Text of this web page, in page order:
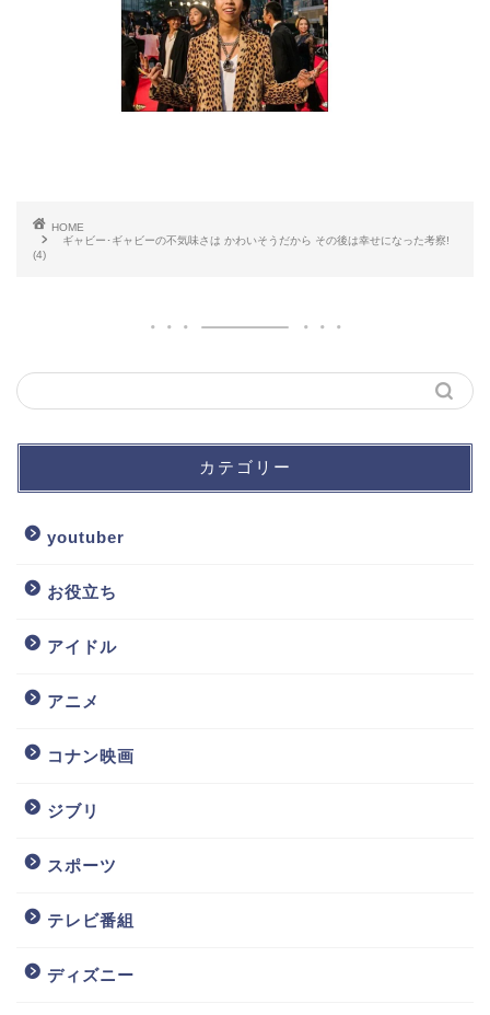
HOME
ギャビー･ギャビーの不気味さは かわいそうだから その後は幸せになった考察!
(4)
カテゴリー
youtuber
お役立ち
アイドル
アニメ
コナン映画
ジブリ
スポーツ
テレビ番組
ディズニー